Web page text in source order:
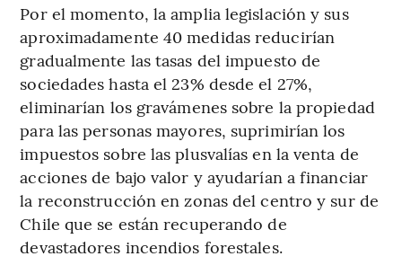
Por el momento, la amplia legislación y sus
aproximadamente 40 medidas reducirían
gradualmente las tasas del impuesto de
sociedades hasta el 23% desde el 27%,
eliminarían los gravámenes sobre la propiedad
para las personas mayores, suprimirían los
impuestos sobre las plusvalías en la venta de
acciones de bajo valor y ayudarían a financiar
la reconstrucción en zonas del centro y sur de
Chile que se están recuperando de
devastadores incendios forestales.